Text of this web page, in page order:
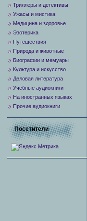
Триллеры и детективы
Ужасы и мистика
Медицина и здоровье
Эзотерика
Путешествия
Природа и животные
Биографии и мемуары
Культура и искусство
Деловая литература
Учебные аудиокниги
На иностранных языках
Прочие аудиокниги
Посетители